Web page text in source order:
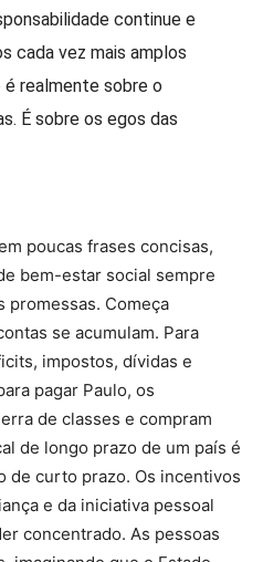
continue e
cada vez mais amplos
é realmente sobre o
É sobre os egos das
poucas frases concisas,
bem-estar social sempre
promessas. Começa
se acumulam. Para
impostos, dívidas e
pagar Paulo, os
de classes e compram
de longo prazo de um país é
de curto prazo. Os incentivos
e da iniciativa pessoal
concentrado. As pessoas